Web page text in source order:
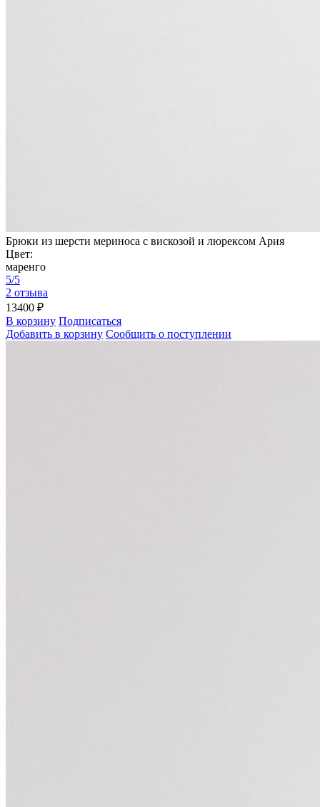
Брюки из шерсти мериноса с вискозой и люрексом Ария
Цвет:
маренго
5/5
2 отзыва
13400 ₽
В корзину Подписаться
Добавить в корзину Сообщить о поступлении